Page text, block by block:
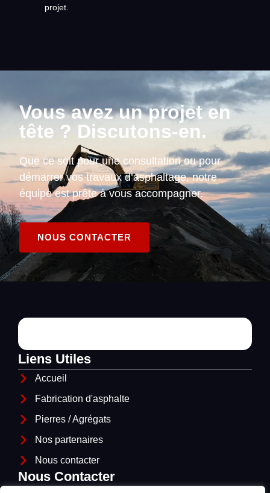
projet.
Vous avez un projet en
tête ? Discutons-en.
Que ce soit pour une consultation ou pour
démarrer vos travaux d’asphaltage, notre
équipe est prête à vous accompagner.
NOUS CONTACTER
Liens Utiles
Accueil
Fabrication d'asphalte
Pierres / Agrégats
Nos partenaires
Nous contacter
Nous Contacter